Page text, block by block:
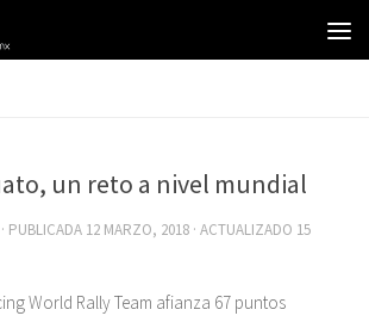
un reto a nivel mundial
· PUBLICADA 12 MARZO, 2018 · ACTUALIZADO 15
World Rally Team afianza 67 puntos